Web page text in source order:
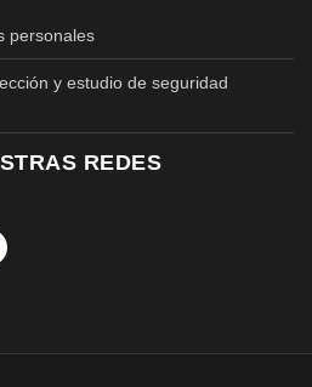
personales
y estudio de seguridad
REDES